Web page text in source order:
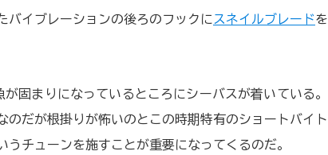
バイブレーションの後ろのフックに スネイルブレードを
固まりになっているところにシーバスが着いている。
だが根掛りが怖いのとこの時期特有のショートバイト
チューンを施すことが重要になってくるのだ。